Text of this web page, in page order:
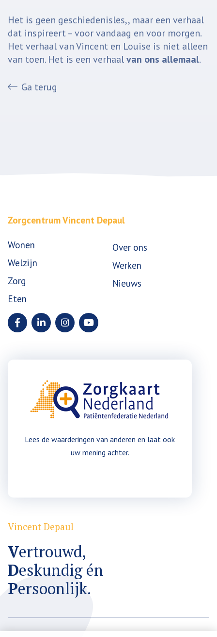
Het is geen geschiedenisles,, maar een verhaal
dat inspireert – voor vandaag en voor morgen.
Het verhaal van Vincent en Louise is niet alleen
van toen. Het is een verhaalvan ons allemaal.
Ga terug
Zorgcentrum Vincent Depaul
Wonen
Welzijn
Zorg
Eten
Over ons
Werken
Nieuws
Lees de waarderingen van anderen en laat ook
uw mening achter.
Vincent Depaul
Vertrouwd,
Deskundig én
Persoonlijk.